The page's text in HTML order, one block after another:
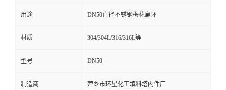
用途 DN50直径不锈钢梅花扁环
材质 304/304L/316/316L等
型号 DN50
制造商 萍乡市环星化工填料塔内件厂